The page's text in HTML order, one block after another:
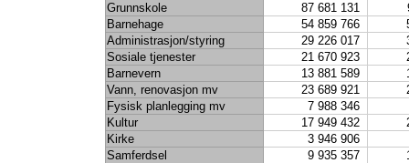
Grunnskole
Barnehage
Administrasjon/styring
Sosiale tjenester
Barnevern
Vann, renovasjon mv
Fysisk planlegging mv
Kultur
Kirke
Samferdsel
87 681 131
54 859 766
29 226 017
21 670 923
13 881 589
23 689 921
7 988 346
17 949 432
3 946 906
9 935 357